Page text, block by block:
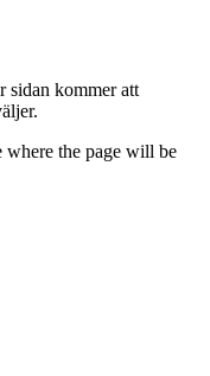
sidan kommer att
the page will be